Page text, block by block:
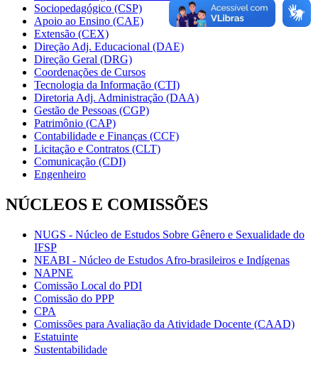
Sociopedagógico (CSP)
Apoio ao Ensino (CAE)
Extensão (CEX)
Direção Adj. Educacional (DAE)
Direção Geral (DRG)
Coordenações de Cursos
Tecnologia da Informação (CTI)
Diretoria Adj. Administração (DAA)
Gestão de Pessoas (CGP)
Patrimônio (CAP)
Contabilidade e Finanças (CCF)
Licitação e Contratos (CLT)
Comunicação (CDI)
Engenheiro
NÚCLEOS E COMISSÕES
NUGS - Núcleo de Estudos Sobre Gênero e Sexualidade do
IFSP
NEABI - Núcleo de Estudos Afro-brasileiros e Indígenas
NAPNE
Comissão Local do PDI
Comissão do PPP
CPA
Comissões para Avaliação da Atividade Docente (CAAD)
Estatuinte
Sustentabilidade